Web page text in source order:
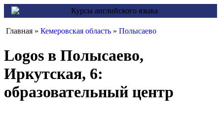
Главная » Кемеровская область » Полысаево
Logos в Полысаево,
Иркутская, 6:
образовательный центр